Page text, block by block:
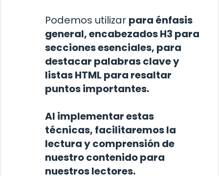
Podemos utilizar para énfasis
general, encabezados H3 para
secciones esenciales, para
destacar palabras clave y
listas HTML para resaltar
puntos importantes.
Al implementar estas
técnicas, facilitaremos la
lectura y comprensión de
nuestro contenido para
nuestros lectores.